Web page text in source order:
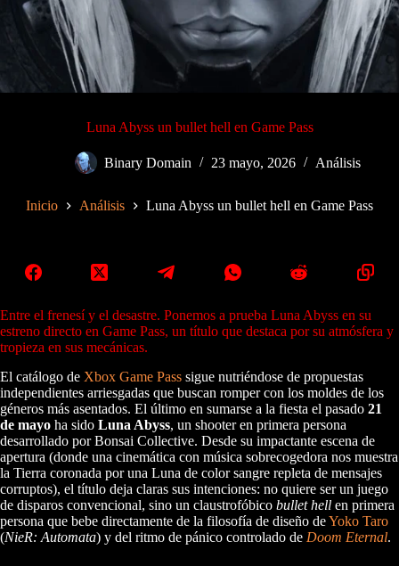
Luna Abyss un bullet hell en Game Pass
Binary Domain 23 mayo, 2026 Análisis
Inicio Análisis Luna Abyss un bullet hell en Game Pass
Entre el frenesí y el desastre. Ponemos a prueba Luna Abyss en su
estreno directo en Game Pass, un título que destaca por su atmósfera y
tropieza en sus mecánicas.
El catálogo de Xbox Game Pass sigue nutriéndose de propuestas
independientes arriesgadas que buscan romper con los moldes de los
géneros más asentados. El último en sumarse a la fiesta el pasado 21
de mayo ha sido Luna Abyss, un shooter en primera persona
desarrollado por Bonsai Collective. Desde su impactante escena de
apertura (donde una cinemática con música sobrecogedora nos muestra
la Tierra coronada por una Luna de color sangre repleta de mensajes
corruptos), el título deja claras sus intenciones: no quiere ser un juego
de disparos convencional, sino un claustrofóbico bullet hell en primera
persona que bebe directamente de la filosofía de diseño deYoko Taro
(NieR: Automata) y del ritmo de pánico controlado de Doom Eternal.